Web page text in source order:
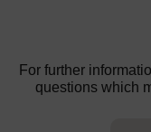
For further
questions which